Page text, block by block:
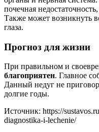
почечная
Также может возникнуть
глаза.
Прогноз для жизни
При правильном и
благоприятен. Главное
Данный недуг не
долгие годы.
Источник: https://
diagnostika-i-lechenie/